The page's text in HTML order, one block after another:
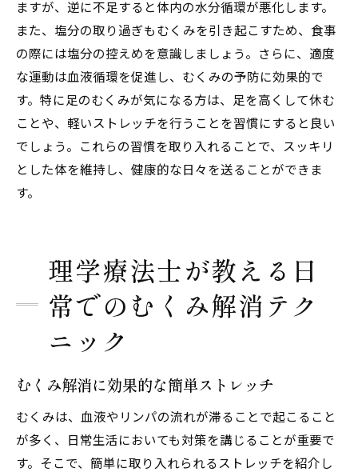
ますが、逆に不足すると体内の水分循環が悪化します。
また、塩分の取り過ぎもむくみを引き起こすため、食事
の際には塩分の控えめを意識しましょう。さらに、適度
な運動は血液循環を促進し、むくみの予防に効果的で
す。特に足のむくみが気になる方は、足を高くして休む
ことや、軽いストレッチを行うことを習慣にすると良い
でしょう。これらの習慣を取り入れることで、スッキリ
とした体を維持し、健康的な日々を送ることができま
す。
理学療法士が教える日
常でのむくみ解消テク
ニック
むくみ解消に効果的な簡単ストレッチ
むくみは、血液やリンパの流れが滞ることで起こること
が多く、日常生活においても対策を講じることが重要で
す。そこで、簡単に取り入れられるストレッチを紹介し